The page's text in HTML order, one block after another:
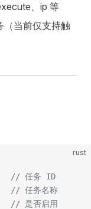
、ip 等
（当前仅支持触
rust
// 任务 ID
// 任务名称
// 是否启用